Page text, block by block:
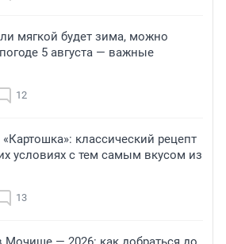
мягкой будет зима, можно
5 августа — важные
12
классический рецепт
условиях с тем самым вкусом из
13